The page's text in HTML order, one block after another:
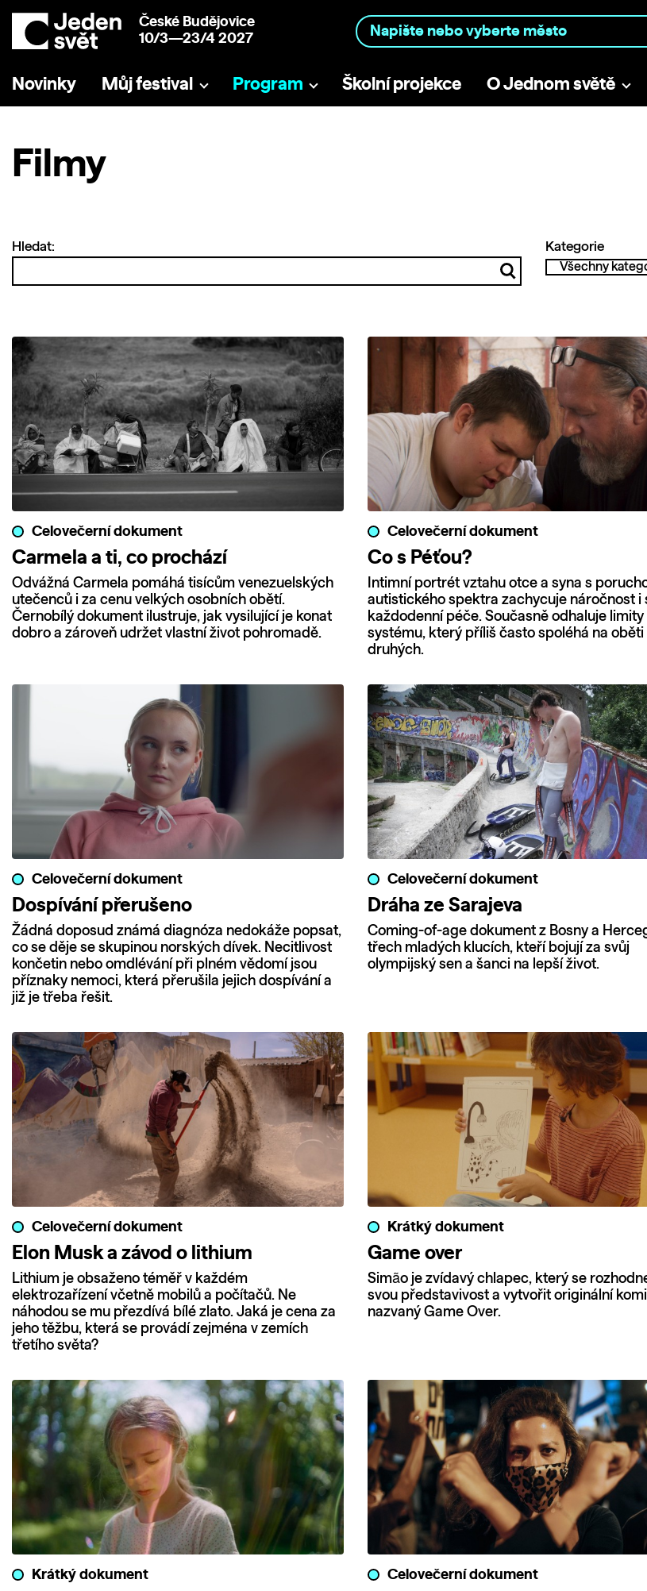
České Budějovice
10/3—23/4 2027
Novinky Můj festival Program Školní projekce O Jednom světě
Filmy
Hledat: Kategorie
Celovečerní dokument
Carmela a ti, co prochází
Odvážná Carmela pomáhá tisícům venezuelských
utečenců i za cenu velkých osobních obětí.
Černobílý dokument ilustruje, jak vysilující je konat
dobro a zároveň udržet vlastní život pohromadě.
Celovečerní dokument
Co s Péťou?
Intimní portrét vztahu otce a syna s
autistického spektra zachycuje náročnost i
každodenní péče. Současně odhaluje limity
systému, který příliš často spoléhá na oběti
druhých.
Celovečerní dokument
Dospívání přerušeno
Žádná doposud známá diagnóza nedokáže popsat,
co se děje se skupinou norských dívek. Necitlivost
končetin nebo omdlévání při plném vědomí jsou
příznaky nemoci, která přerušila jejich dospívání a
již je třeba řešit.
Celovečerní dokument
Dráha ze Sarajeva
Coming-of-age dokument z Bosny a
třech mladých klucích, kteří bojují za svůj
olympijský sen a šanci na lepší život.
Celovečerní dokument
Elon Musk a závod o lithium
Lithium je obsaženo téměř v každém
elektrozařízení včetně mobilů a počítačů. Ne
náhodou se mu přezdívá bílé zlato. Jaká je cena za
jeho těžbu, která se provádí zejména v zemích
třetího světa?
Krátký dokument
Game over
Simão je zvídavý chlapec, který se
svou představivost a vytvořit originální
nazvaný Game Over.
Krátký dokument Celovečerní dokument